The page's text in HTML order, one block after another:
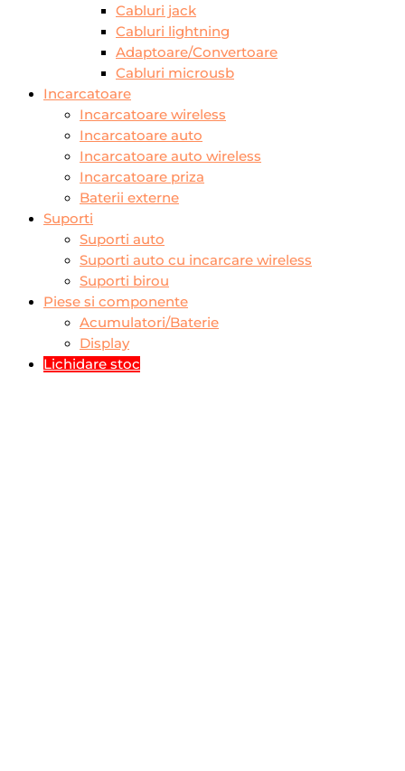
Cabluri jack
Cabluri lightning
Adaptoare/Convertoare
Cabluri microusb
Incarcatoare
Incarcatoare wireless
Incarcatoare auto
Incarcatoare auto wireless
Incarcatoare priza
Baterii externe
Suporti
Suporti auto
Suporti auto cu incarcare wireless
Suporti birou
Piese si componente
Acumulatori/Baterie
Display
Lichidare stoc